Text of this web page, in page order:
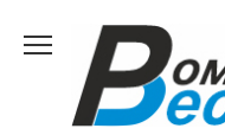
содержанию